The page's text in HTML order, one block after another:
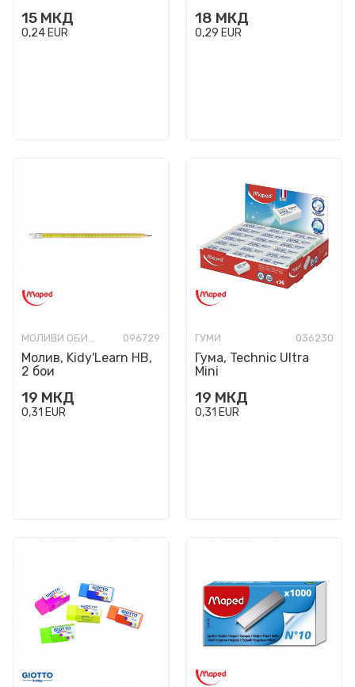
15 МКД
0,24 EUR
18 МКД
0,29 EUR
МОЛИВИ ОБИЧНИ 096729
Молив, Kidy'Learn HB,
2 бои
19 МКД
0,31 EUR
ГУМИ 036230
Гума, Technic Ultra
Mini
19 МКД
0,31 EUR